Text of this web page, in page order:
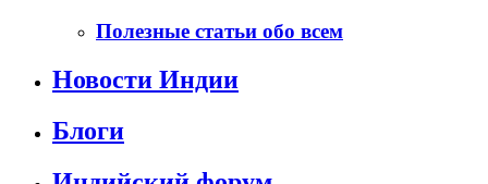
Полезные статьи обо всем
Новости Индии
Блоги